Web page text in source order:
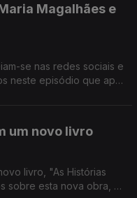
Magalhães e
se nas redes sociais e
neste episódio que após
um novo livro
livro, "As Histórias
sobre esta nova obra, o